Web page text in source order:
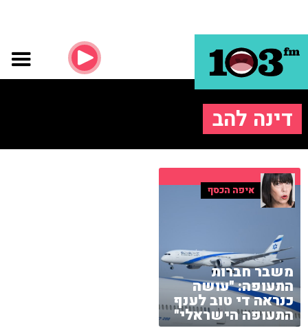
דינה להב
איפה הכסף
משבר חברות
התעופה: "עושה
כנראה די טוב לענף
התעופה הישראלי"